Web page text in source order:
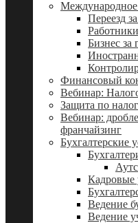
Переезд
Бизнес за
Финансовый
Вебинар:
Защита по
Вебинар:
франчайзинг
Бухгалтерские
Кадровые
Ведение
Ведение